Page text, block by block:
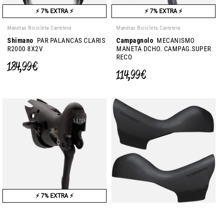
⚡ 7% EXTRA ⚡
Manetas Bicicleta Carretera
Shimano PAR PALANCAS CLARIS
R2000 8X2V
184,99 €
⚡ 7% EXTRA ⚡
Manetas Bicicleta Carretera
Campagnolo MECANISMO
MANETA DCHO. CAMPAG.SUPER
RECO
114,99 €
⚡ 7% EXTRA ⚡